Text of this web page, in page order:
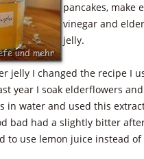
pancakes, make
vinegar and
jelly.
jelly I changed the recipe I
year I soak elderflowers
in water and used this
bad had a slightly bitter
to use lemon juice instead of